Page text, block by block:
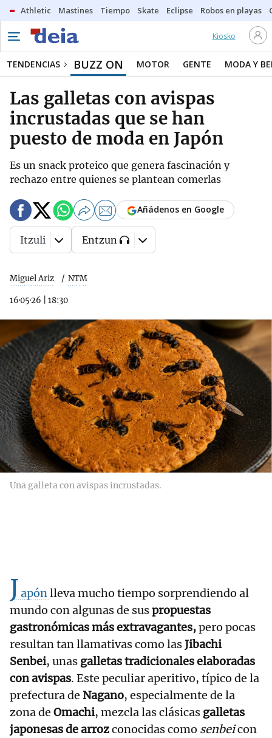
Athletic Mastines Tiempo Skate Eclipse Robos en playas
Kiosko
TENDENCIAS BUZZ ON MOTOR GENTE MODA Y
Las galletas con avispas
incrustadas que se han
puesto de moda en Japón
Es un snack proteico que genera fascinación y
rechazo entre quienes se plantean comerlas
Miguel Ariz NTM
16·05·26 18:30
Añádenos en Google
Itzuli Entzun
Una galleta con avispas incrustadas.
Japónlleva mucho tiempo sorprendiendo al
mundo con algunas de suspropuestas
gastronómicas más extravagantes,pero pocas
resultan tan llamativas como lasJibachi
Senbei, unas galletas tradicionales elaboradas
con avispas. Este peculiar aperitivo, típico de la
prefectura de Nagano, especialmente de la
zona de Omachi, mezcla las clásicas galletas
japonesas de arrozconocidas como senbeicon